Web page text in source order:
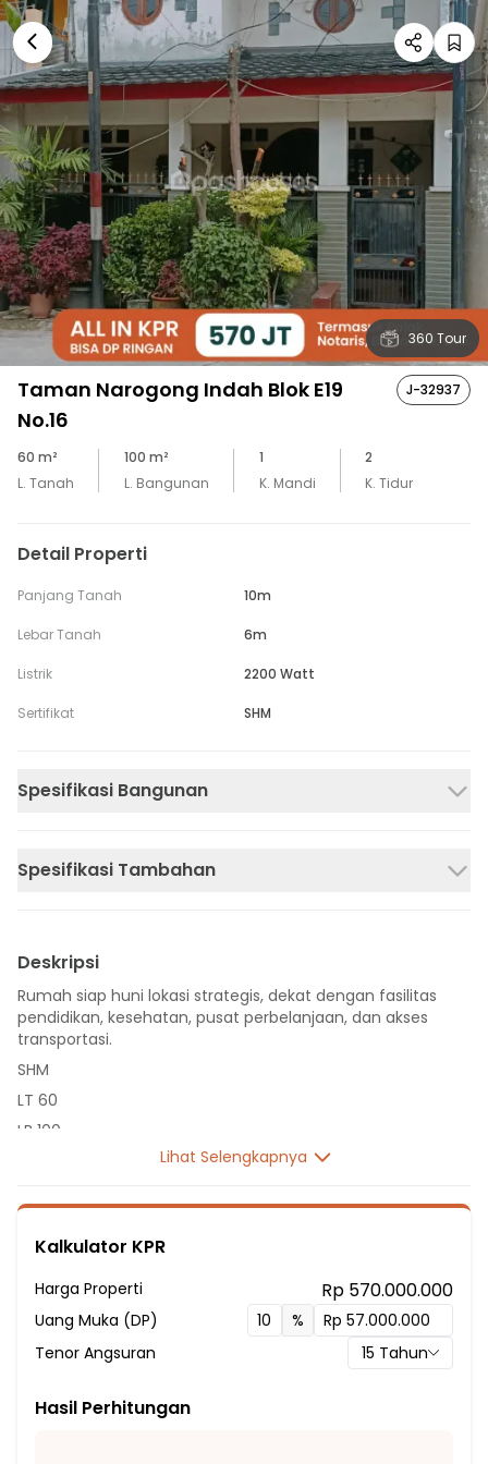
360 Tour
Taman Narogong Indah Blok E19
No.16
J-32937
60 m²
L. Tanah
100 m²
L. Bangunan
1
K. Mandi
2
K. Tidur
Detail Properti
Panjang Tanah 10m
Lebar Tanah 6m
Listrik 2200 Watt
Sertifikat SHM
Spesifikasi Bangunan
Spesifikasi Tambahan
Deskripsi
Rumah siap huni lokasi strategis, dekat dengan fasilitas
pendidikan, kesehatan, pusat perbelanjaan, dan akses
transportasi.
SHM
LT 60
LB 100
Listrik 2200 VA
Fasilitas Sekitar Hunian:
7 menit ke SMP Negeri 33 Bekasi
7 menit ke SDN Pengasinan VIII
8 menit ke SMA Santa Lusia Bekasi
Lihat Selengkapnya
Kalkulator KPR
Harga Properti Rp 570.000.000
Uang Muka (DP)
%
Tenor Angsuran
15 Tahun
Hasil Perhitungan